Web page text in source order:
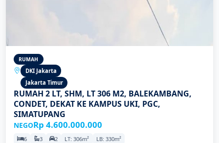
RUMAH
DKI Jakarta
Jakarta Timur
RUMAH 2 LT, SHM, LT 306 M2, BALEKAMBANG,
CONDET, DEKAT KE KAMPUS UKI, PGC,
SIMATUPANG
NEGORp 4.600.000.000
6 3 2 LT: 306m² LB: 330m²